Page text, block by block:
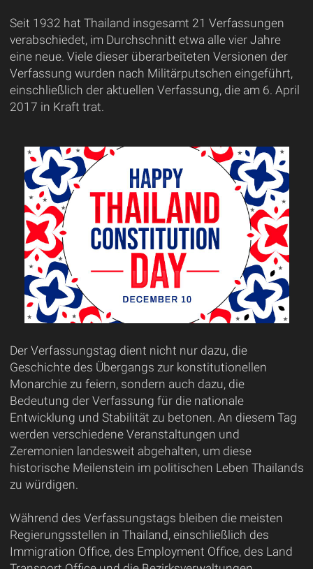
Seit 1932 hat Thailand insgesamt 21 Verfassungen
verabschiedet, im Durchschnitt etwa alle vier Jahre
eine neue. Viele dieser überarbeiteten Versionen der
Verfassung wurden nach Militärputschen eingeführt,
einschließlich der aktuellen Verfassung, die am 6. April
2017 in Kraft trat.
Der Verfassungstag dient nicht nur dazu, die
Geschichte des Übergangs zur konstitutionellen
Monarchie zu feiern, sondern auch dazu, die
Bedeutung der Verfassung für die nationale
Entwicklung und Stabilität zu betonen. An diesem Tag
werden verschiedene Veranstaltungen und
Zeremonien landesweit abgehalten, um diese
historische Meilenstein im politischen Leben Thailands
zu würdigen.
Während des Verfassungstags bleiben die meisten
Regierungsstellen in Thailand, einschließlich des
Immigration Office, des Employment Office, des Land